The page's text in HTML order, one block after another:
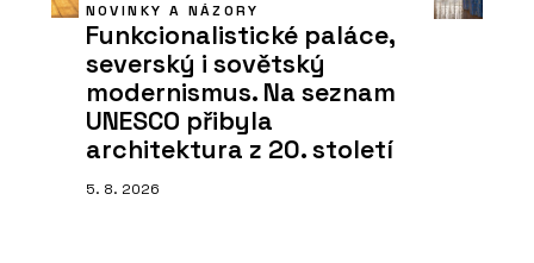
NOVINKY A NÁZORY
Funkcionalistické paláce,
severský i sovětský
modernismus. Na seznam
UNESCO přibyla
architektura z 20. století
5. 8. 2026